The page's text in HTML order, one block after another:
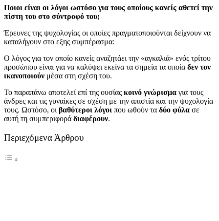
Ποιοι είναι οι λόγοι ωστόσο για τους οποίους κανείς αθετεί την
πίστη του στο σύντροφό του;
Έρευνες της ψυχολογίας οι οποίες πραγματοποιούνται δείχνουν να
καταλήγουν στο εξης συμπέρασμα:
Ο λόγος για τον οποίο κανείς αναζητάει την «αγκαλιά» ενός τρίτου
προσώπου είναι για να καλύψει εκείνα τα σημεία τα οποία δεν τον
ικανοποιούν μέσα στη σχέση του.
Το παραπάνω αποτελεί επί της ουσίας κοινό γνώρισμα για τους
άνδρες και τις γυναίκες σε σχέση με την απιστία και την ψυχολογία
τους. Ωστόσο, οι βαθύτεροι λόγοι που ωθούν τα δύο φύλα σε
αυτή τη συμπεριφορά διαφέρουν.
Περιεχόμενα Άρθρου